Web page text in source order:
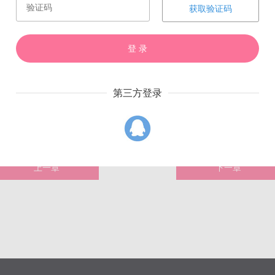
赏 催 票
上一章 下一章
获取验证码
登 录
第三方登录